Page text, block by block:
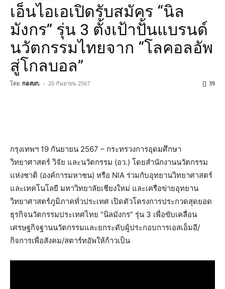
เอ็นไอเอเปิดรับสมัคร “นิล
มังกร” รุ่น 3 ตั้งเป้าปั้นแบรนด์
นวัตกรรมไทยจาก “โลคอลอัพ
สู่โกลบอล”
โดย กองบก. - 20 กันยายน 2567 39
กรุงเทพฯ 19 กันยายน 2567 – กระทรวงการอุดมศึกษา
วิทยาศาสตร์ วิจัย และนวัตกรรม (อว.) โดยสำนักงานนวัตกรรม
แห่งชาติ (องค์การมหาชน) หรือ NIA ร่วมกับอุทยานวิทยาศาสตร์
และเทคโนโลยี มหาวิทยาลัยเชียงใหม่ และเครือข่ายอุทยาน
วิทยาศาสตร์ภูมิภาคทั่วประเทศ เปิดตัวโครงการประกวดสุดยอด
ธุรกิจนวัตกรรมประเทศไทย “นิลมังกร” รุ่น 3 เพื่อขับเคลื่อน
เศรษฐกิจฐานนวัตกรรมและยกระดับผู้ประกอบการเอสเอ็มอี/
กิจการเพื่อสังคม/สตาร์ทอัพให้ก้าวเป็น